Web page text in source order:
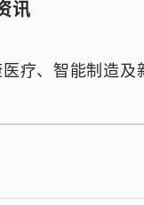
讯
疗、智能制造及